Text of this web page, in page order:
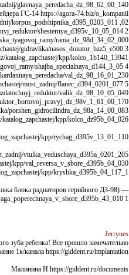
glavnaya_peredacha_dz_98_62_00_140
ГС-14 https://agora-74.biz/o_kompanii
02, чистка, мойка, дефектование узлов и агрегатов https://agora-74.biz/katalog_zapchastej/most_perednij/korpus_podshipnika_d395_0203_011
2 https://agora-74.biz/katalog_zapchastej/razdatochnyj_reduktor/shesternya_d395v_10_05_014
rama_dz_98d_34_02_000
3 https://agora-74.biz/katalog_zapchastej/gidravlika/nasos_dozator_bzz5_e500
katalog_zapchastej/kpp/kolco_1b140_13941
4 https://agora-74.biz/katalog_zapchastej/podveska_tyagovoj_ramy/shajba_specialnaya_d144_3_05
val_dz_98_16_01_230
5 https://agora-74.biz/katalog_zapchastej/most_zadnij/flanec_d394_0201_077
valik_dz_98_10_05_049
porshen_gidrocilindra_dz_98a_14_00_083
kpp/kolco_dz95b_04_026
kpp/rychag_d395v_13_01_110
vtulka_veduschaya_d395a_0201_205
kpp/val_reversa_v_sbore_d395b_04_030
kpp/kryshka_d395b_04_117_1
— замена системы охлаждения (установка блока радиаторов серийного ДЗ-98);
1 передача 4,4 – 5,3 https://agora-74.biz/katalog_zapchastej/most_perednij/tyaga_poperechnaya_v_sbore_d395b_43_010
Jerrynes
зуба ребенка! Все прошло замечательно!
1к/канала https://giddent.ru/implantation
Малинина Н https://giddent.ru/documents